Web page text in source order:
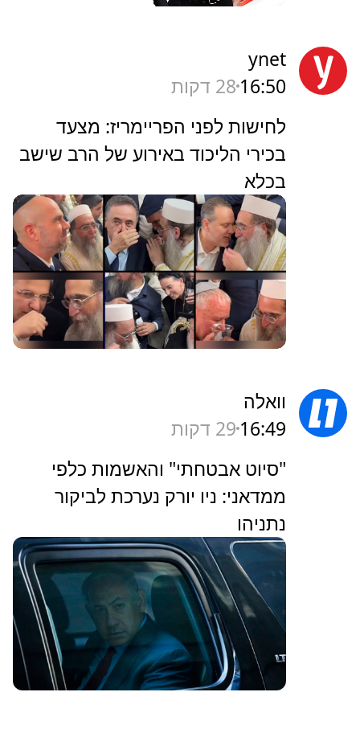
ynet
16:50 28 דקות
לחישות לפני הפריימריז: מצעד
בכירי הליכוד באירוע של הרב שישב
בכלא
וואלה
16:49 29 דקות
"סיוט אבטחתי" והאשמות כלפי
ממדאני: ניו יורק נערכת לביקור
נתניהו